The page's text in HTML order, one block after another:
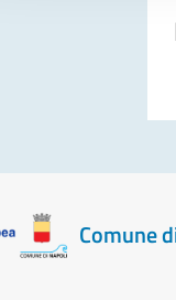
Comune